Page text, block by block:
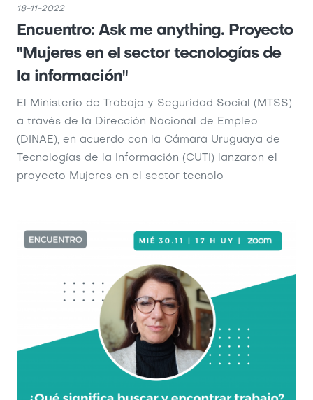
18-11-2022
Encuentro: Ask me anything. Proyecto
"Mujeres en el sector tecnologías de
la información"
El Ministerio de Trabajo y Seguridad Social (MTSS)
a través de la Dirección Nacional de Empleo
(DINAE), en acuerdo con la Cámara Uruguaya de
Tecnologías de la Información (CUTI) lanzaron el
proyecto Mujeres en el sector tecnolo